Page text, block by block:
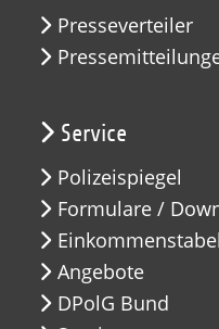
Presseverteiler
Service
Polizeispiegel
Formulare /
Angebote
DPolG Bund